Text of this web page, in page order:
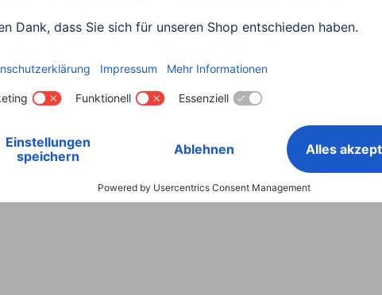
Land wählen
Garantiebestimmungen Konformitätserklärungen